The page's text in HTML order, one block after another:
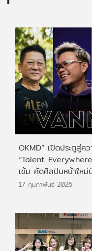
OKMD” เปิดประตูสู่ค
“Talent
เข้ม คัดศิลปินหน้าใหม่
17 กุมภาพันธ์ 2026